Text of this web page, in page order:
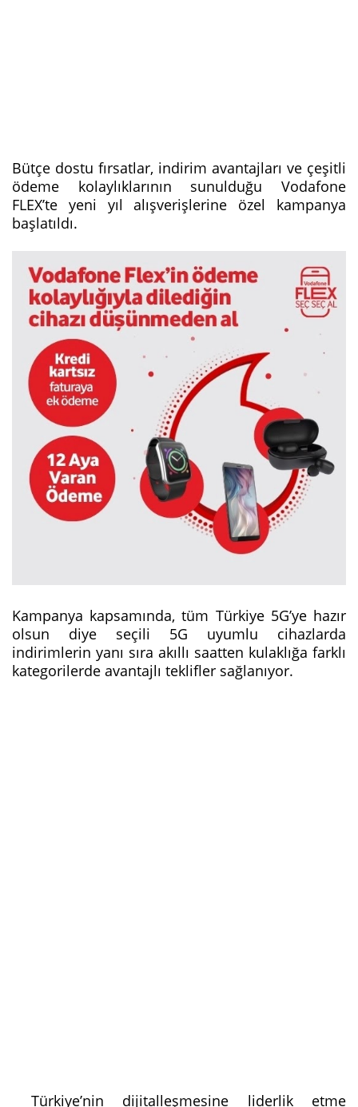
Bütçe dostu fırsatlar, indirim avantajları ve çeşitli
ödeme kolaylıklarının sunulduğu Vodafone
FLEX’te yeni yıl alışverişlerine özel kampanya
başlatıldı.
Kampanya kapsamında, tüm Türkiye 5G’ye hazır
olsun diye seçili 5G uyumlu cihazlarda
indirimlerin yanı sıra akıllı saatten kulaklığa farklı
kategorilerde avantajlı teklifler sağlanıyor.
Türkiye’nin dijitalleşmesine liderlik etme